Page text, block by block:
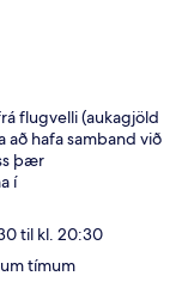
flugvelli (aukagjöld
að hafa samband við
þær
í
til kl. 20:30
tímum